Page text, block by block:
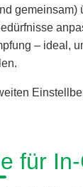
gemeinsam)
– ideal,
für